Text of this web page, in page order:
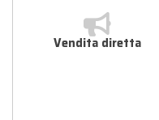
Vendita diretta